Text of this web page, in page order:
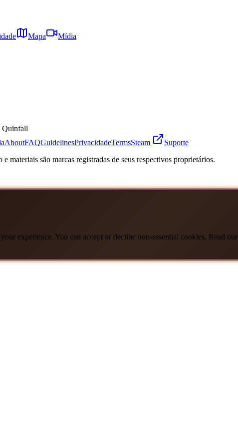
Mapa Mídia
Quinfall
AboutFAQGuidelinesPrivacidadeTermsSteam
Suporte
são marcas registradas de seus respectivos proprietários.
experience. You can accept or decline non-essential cookies. Read our